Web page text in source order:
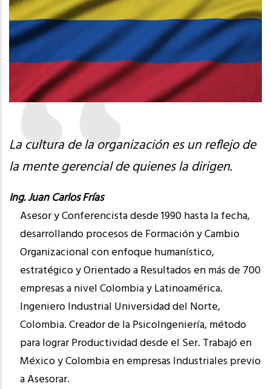
La cultura de la organización es un reflejo de
la mente gerencial de quienes la dirigen.
Ing. Juan Carlos Frías
Asesor y Conferencista desde 1990 hasta la fecha,
desarrollando procesos de Formación y Cambio
Organizacional con enfoque humanístico,
estratégico y Orientado a Resultados en más de 700
empresas a nivel Colombia y Latinoamérica.
Ingeniero Industrial Universidad del Norte,
Colombia. Creador de la PsicoIngeniería, método
para lograr Productividad desde el Ser. Trabajó en
México y Colombia en empresas Industriales previo
a Asesorar.